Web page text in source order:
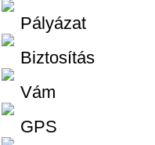
Pályázat
Biztosítás
Vám
GPS